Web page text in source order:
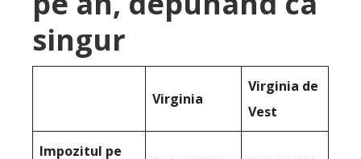
singur
Virginia
Virginia de
Vest
Impozitul pe